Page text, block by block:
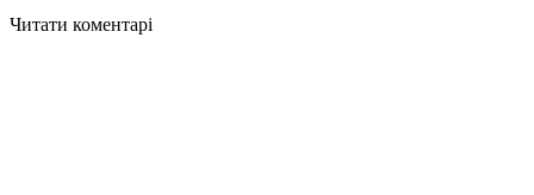
Читати коментарі